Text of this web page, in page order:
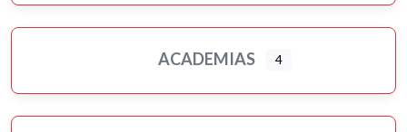
ACADEMIAS 4